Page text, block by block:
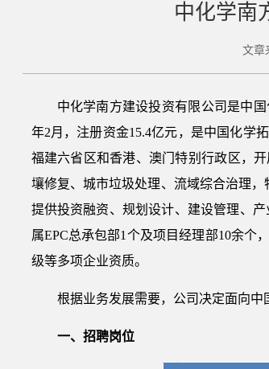
中化学南
文章
中化学南方建设投资有限公司是中
年2月，注册资金15.4亿元，是中国化学
福建六省区和香港、澳门特别行政区，
壤修复、城市垃圾处理、流域综合治理
提供投资融资、规划设计、建设管理、
属EPC总承包部1个及项目经理部10余个
级等多项企业资质。
根据业务发展需要，公司决定面向
一、招聘岗位